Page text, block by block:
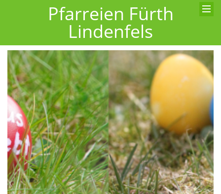
Pfarreien Fürth
Lindenfels